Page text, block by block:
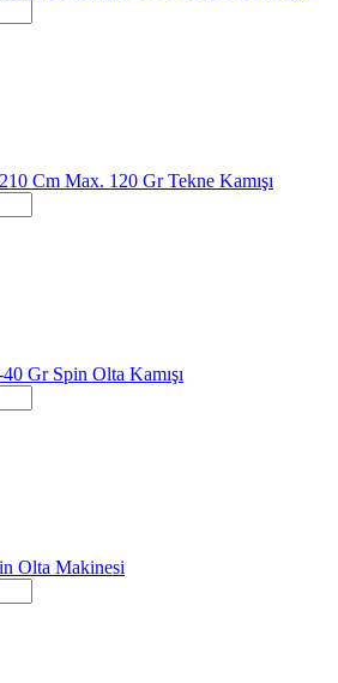
Cm Max. 120 Gr Tekne Kamışı
Gr Spin Olta Kamışı
Olta Makinesi